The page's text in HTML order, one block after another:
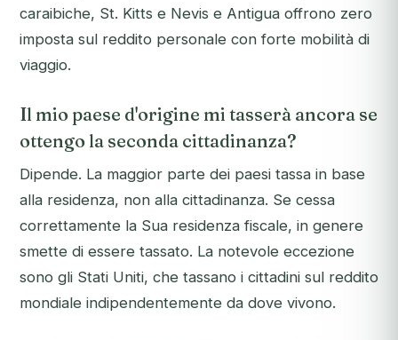
caraibiche, St. Kitts e Nevis e Antigua offrono zero
imposta sul reddito personale con forte mobilità di
viaggio.
Il mio paese d'origine mi tasserà ancora se
ottengo la seconda cittadinanza?
Dipende. La maggior parte dei paesi tassa in base
alla residenza, non alla cittadinanza. Se cessa
correttamente la Sua residenza fiscale, in genere
smette di essere tassato. La notevole eccezione
sono gli Stati Uniti, che tassano i cittadini sul reddito
mondiale indipendentemente da dove vivono.